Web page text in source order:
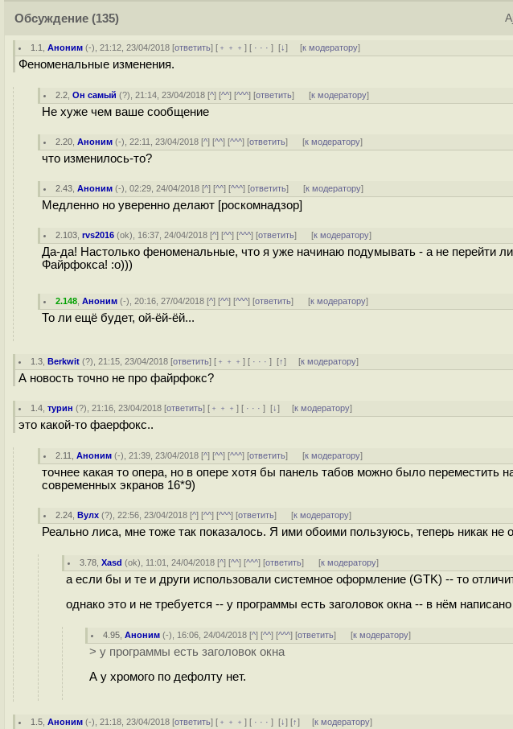
Обсуждение (135)
1.1 ,Аноним (-), 21:12, 23/04/2018 [ответить] [ ﹢﹢﹢] [ · · ·][↓] [к модератору]
Феноменальные изменения.
2.2 ,Он самый (?), 21:14, 23/04/2018 [^] [^^] [^^^] [ответить] [к модератору]
Не хуже чем ваше сообщение
2.20 ,Аноним (-), 22:11, 23/04/2018 [^] [^^] [^^^] [ответить] [к модератору]
что изменилось-то?
2.43 ,Аноним (-), 02:29, 24/04/2018 [^] [^^] [^^^] [ответить] [к модератору]
Медленно но уверенно делают [роскомнадзор]
2.103 ,rvs2016 (ok), 16:37, 24/04/2018 [^] [^^] [^^^] [ответить] [к модератору]
Да-да! Настолько феноменальные, что я уже начинаю подумывать - а не перейти
Файрфокса! :о)))
2.148 ,Аноним (-), 20:16, 27/04/2018 [^] [^^] [^^^] [ответить] [к модератору]
То ли ещё будет, ой-ёй-ёй...
1.3 ,Berkwit (?), 21:15, 23/04/2018 [ответить] [ ﹢﹢﹢] [ · · ·][↑] [к модератору]
А новость точно не про файрфокс?
1.4 ,турин (?), 21:16, 23/04/2018 [ответить] [ ﹢﹢﹢] [ · · ·][↓] [к модератору]
это какой-то фаерфокс..
2.11 ,Аноним (-), 21:39, 23/04/2018 [^] [^^] [^^^] [ответить] [к модератору]
точнее какая то опера, но в опере хотя бы панель табов можно было переместить
современных экранов 16*9)
2.24 ,Вулх (?), 22:56, 23/04/2018 [^] [^^] [^^^] [ответить] [к модератору]
Реально лиса, мне тоже так показалось. Я ими обоими пользуюсь, теперь никак не
3.78 ,Xasd (ok), 11:01, 24/04/2018 [^] [^^] [^^^] [ответить] [к модератору]
а если бы и те и други использовали системное оформление (GTK) -- то
однако это и не требуется -- у программы есть заголовок окна -- в нём
4.95 ,Аноним (-), 16:06, 24/04/2018 [^] [^^] [^^^] [ответить] [к модератору]
> у программы есть заголовок окна
А у хромого по дефолту нет.
1.5 ,Аноним (-), 21:18, 23/04/2018 [ответить] [ ﹢﹢﹢] [ · · ·][↓] [↑] [к модератору]